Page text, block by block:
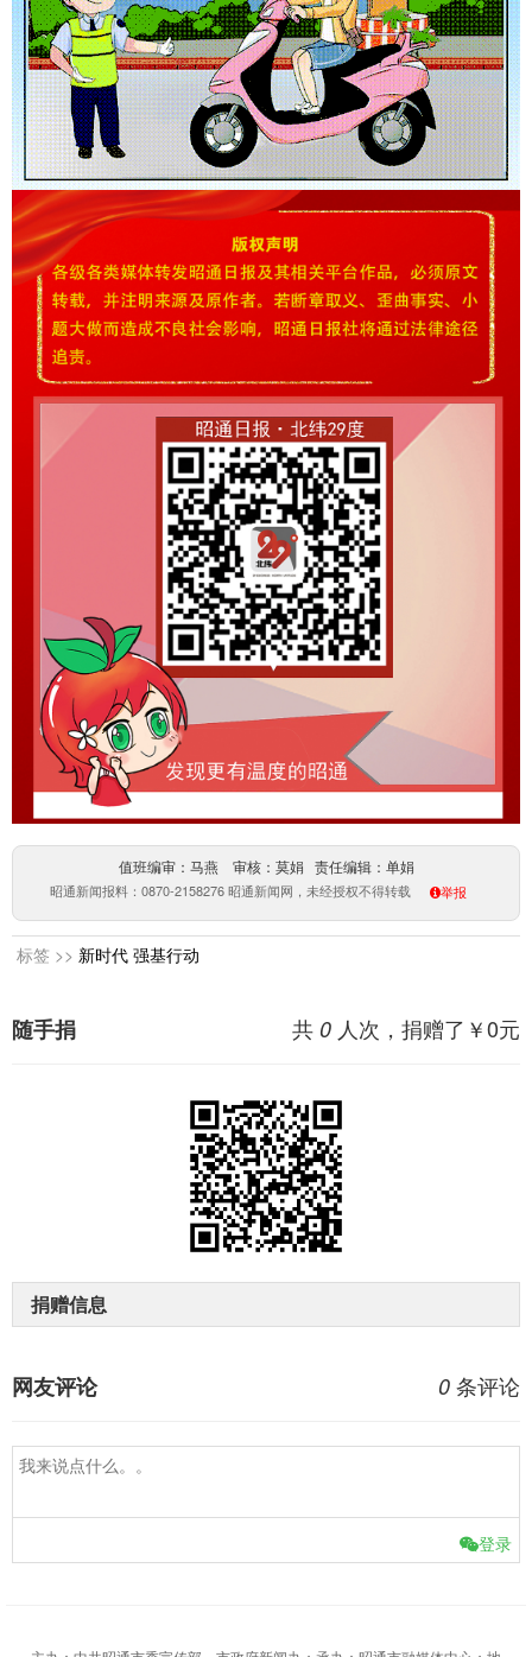
值班编审：马燕 审核：莫娟 责任编辑：单娟
昭通新闻报料：0870-2158276 昭通新闻网，未经授权不得转载 举报
标签 >> 新时代 强基行动
共 0 人次，捐赠了￥0元
随手捐
捐赠信息
0 条评论
网友评论
登录